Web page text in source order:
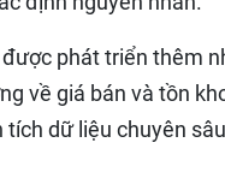
phát triển thêm
về giá bán và tồn
dữ liệu chuyên